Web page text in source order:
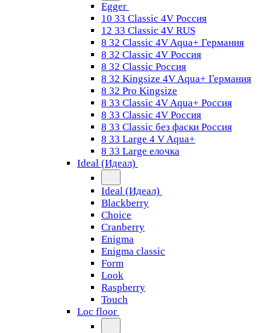
Egger
10 33 Classic 4V Россия
12 33 Classic 4V RUS
8 32 Classic 4V Aqua+ Германия
8 32 Classic 4V Россия
8 32 Classic Россия
8 32 Kingsize 4V Aqua+ Германия
8 32 Pro Kingsize
8 33 Classic 4V Aqua+ Россия
8 33 Classic 4V Россия
8 33 Classic без фаски Россия
8 33 Large 4 V Aqua+
8 33 Large елочка
Ideal (Идеал)
Ideal (Идеал)
Blackberry
Choice
Cranberry
Enigma
Enigma classic
Form
Look
Raspberry
Touch
Loc floor